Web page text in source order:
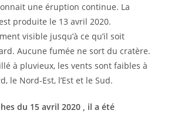
une éruption continue. La
produite le 13 avril 2020.
visible jusqu’à ce qu’il soit
Aucune fumée ne sort du cratère.
à pluvieux, les vents sont faibles à
le Nord-Est, l’Est et le Sud.
du 15 avril 2020 , il a été